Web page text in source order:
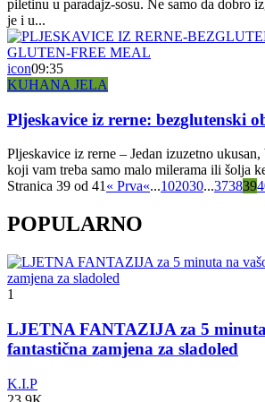
piletinu u paradajz-sosu. Ne samo da dobro
je i u...
icon09:35
KUHANA JELA
Pljeskavice iz rerne: bezglutenski
Pljeskavice iz rerne – Jedan izuzetno
koji vam treba samo malo milerama ili šolja
Stranica 39 od 41 « Prva«...102030...373839
POPULARNO
1
LJETNA FANTAZIJA za 5
fantastična zamjena za sladoled
K.I.P